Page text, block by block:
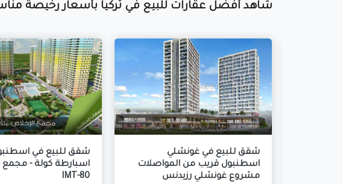
شاهد أفضل عقارات للبيع في تركيا بأسعار رخيصة
شقق للبيع في غونشلي
اسطنبول قريب من المواصلات
مشروع غونشلي رزيدنس
شقق للبيع في
IMT-80